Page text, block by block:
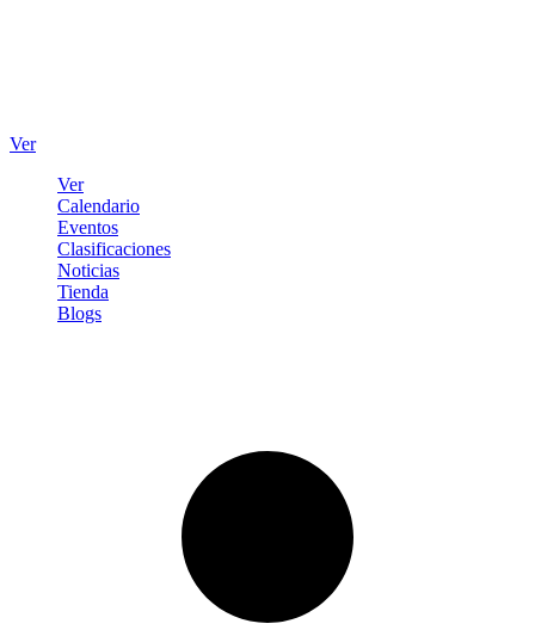
Ver
Ver
Calendario
Eventos
Clasificaciones
Noticias
Tienda
Blogs